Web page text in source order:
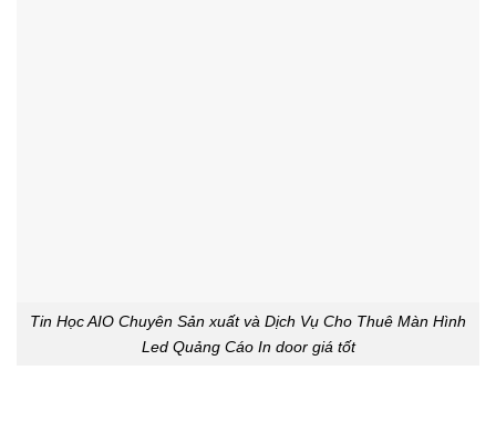
Tin Học AIO Chuyên Sản xuất và Dịch Vụ Cho Thuê Màn Hình
Led Quảng Cáo In door giá tốt